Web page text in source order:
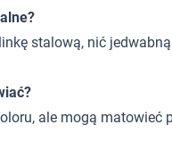
stalową, nić
ale mogą matowieć